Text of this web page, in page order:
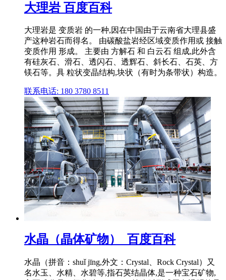
大理岩 百度百科
大理岩是 变质岩 的一种,因在中国由于云南省大理县盛
产这种岩石而得名。 由碳酸盐岩经区域变质作用或 接触
变质作用 形成。 主要由 方解石 和 白云石 组成,此外含
有硅灰石、滑石、透闪石、透辉石、斜长石、石英、方
镁石等。具 粒状变晶结构,块状（有时为条带状）构造。
联系电话: 180 3780 8511
水晶（晶体矿物）_百度百科
水晶（拼音：shuǐ jīng,外文：Crystal、Rock Crystal）又
名水玉、水精、水碧等,指石英结晶体,是一种宝石矿物,